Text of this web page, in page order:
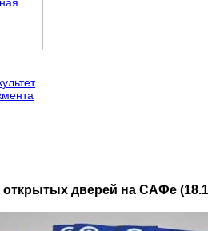
дверей на САФе